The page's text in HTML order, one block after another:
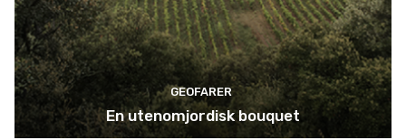
GEOFARER
En utenomjordisk bouquet